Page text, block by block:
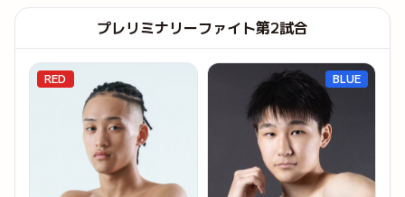
プレリミナリーファイト第2試合
RED BLUE